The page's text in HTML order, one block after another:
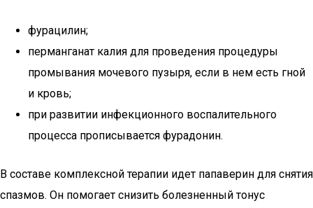
фурацилин;
перманганат калия для проведения процедуры
промывания мочевого пузыря, если в нем есть гной
и кровь;
при развитии инфекционного воспалительного
процесса прописывается фурадонин.
В составе комплексной терапии идет папаверин для снятия
спазмов. Он помогает снизить болезненный тонус